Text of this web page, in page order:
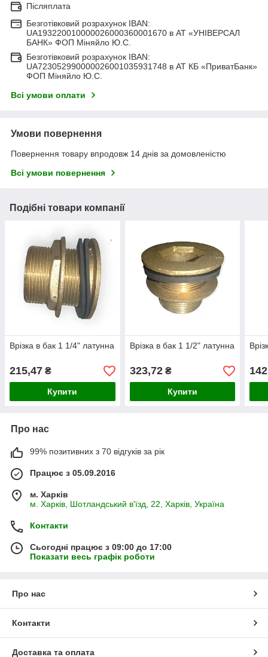
Післяплата
Безготівковий розрахунок IBAN:
UA193220010000026000360001670 в АТ «УНІВЕРСАЛ
БАНК» ФОП Міняйло Ю.С.
Безготівковий розрахунок IBAN:
UA723052990000026001035931748 в АТ КБ «ПриватБанк»
ФОП Міняйло Ю.С.
Всі умови оплати
Умови повернення
Повернення товару впродовж 14 днів за домовленістю
Всі умови повернення
Подібні товари компанії
Врізка в бак 1 1/4" латунна
215,47 ₴
Купити
Врізка в бак 1 1/2" латунна
323,72₴
Купити
Про нас
99% позитивних з 70 відгуків за рік
Працює з 05.09.2016
м. Харків
м. Харків, Шотландський в'їзд, 22, Харків, Україна
Контакти
Сьогодні працює з 09:00 до 17:00
Показати весь графік роботи
Про нас
Контакти
Доставка та оплата